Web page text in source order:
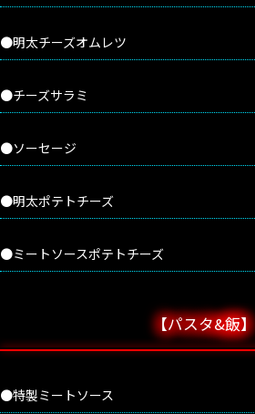
●明太チーズオムレツ
●チーズサラミ
●ソーセージ
●明太ポテトチーズ
●ミートソースポテトチーズ
【パスタ&飯】
●特製ミートソース